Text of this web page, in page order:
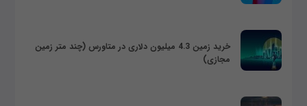
خرید زمین 4.3 میلیون دلاری در متاورس (چند متر زمین
مجازی)